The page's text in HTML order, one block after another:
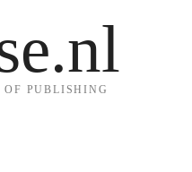
OF PUBLISHING